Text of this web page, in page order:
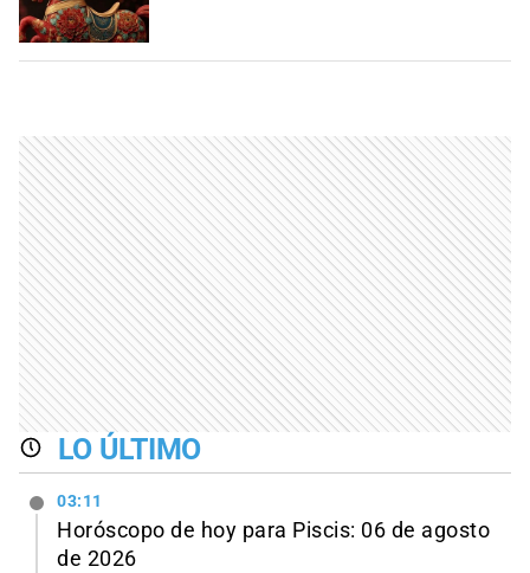
LO ÚLTIMO
03:11
Horóscopo de hoy para Piscis: 06 de agosto
de 2026